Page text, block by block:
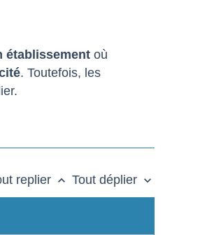
établissement où
. Toutefois, les
replier keyboard_arrow_up Tout déplier keyboard_arrow_down